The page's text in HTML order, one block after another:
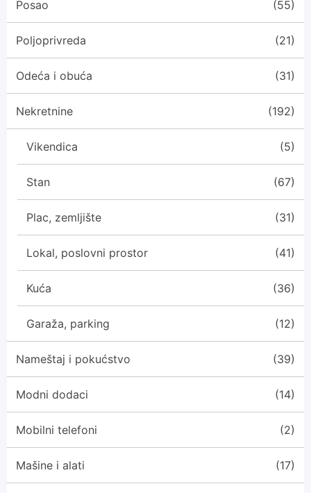
Posao (55)
Poljoprivreda (21)
Odeća i obuća (31)
Nekretnine (192)
Vikendica (5)
Stan (67)
Plac, zemljište (31)
Lokal, poslovni prostor (41)
Kuća (36)
Garaža, parking (12)
Nameštaj i pokućstvo (39)
Modni dodaci (14)
Mobilni telefoni (2)
Mašine i alati (17)